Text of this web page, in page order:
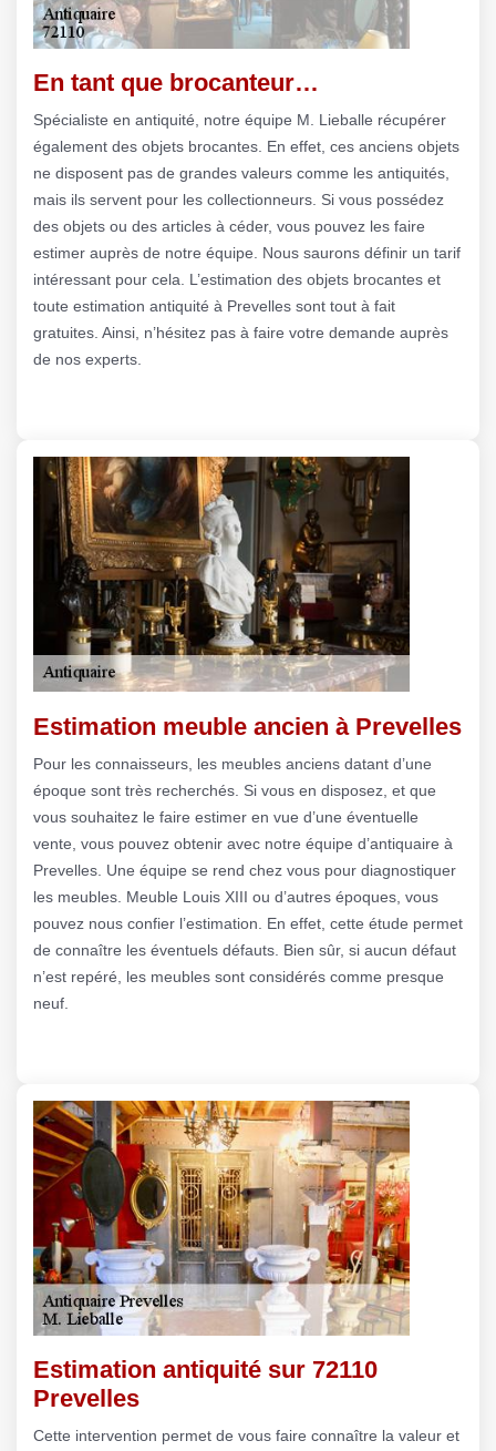
En tant que brocanteur…
Spécialiste en antiquité, notre équipe M. Lieballe récupérer
également des objets brocantes. En effet, ces anciens objets
ne disposent pas de grandes valeurs comme les antiquités,
mais ils servent pour les collectionneurs. Si vous possédez
des objets ou des articles à céder, vous pouvez les faire
estimer auprès de notre équipe. Nous saurons définir un tarif
intéressant pour cela. L’estimation des objets brocantes et
toute estimation antiquité à Prevelles sont tout à fait
gratuites. Ainsi, n’hésitez pas à faire votre demande auprès
de nos experts.
Estimation meuble ancien à Prevelles
Pour les connaisseurs, les meubles anciens datant d’une
époque sont très recherchés. Si vous en disposez, et que
vous souhaitez le faire estimer en vue d’une éventuelle
vente, vous pouvez obtenir avec notre équipe d’antiquaire à
Prevelles. Une équipe se rend chez vous pour diagnostiquer
les meubles. Meuble Louis XIII ou d’autres époques, vous
pouvez nous confier l’estimation. En effet, cette étude permet
de connaître les éventuels défauts. Bien sûr, si aucun défaut
n’est repéré, les meubles sont considérés comme presque
neuf.
Estimation antiquité sur 72110
Prevelles
Cette intervention permet de vous faire connaître la valeur et